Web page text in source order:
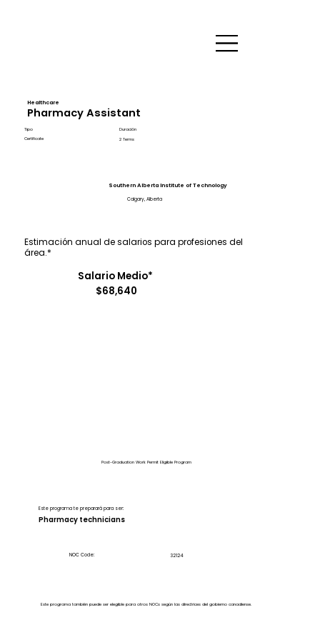
Healthcare
Pharmacy Assistant
Tipo
Certificate
Duración
2 Terms
Southern Alberta Institute of Technology
Calgary, Alberta
Salario Medio*
$68,640
Estimación anual de salarios para profesiones del
área.*
Post-Graduation Work Permit Eligible Program
Este programa te preparará para ser:
Pharmacy technicians
NOC Code: 32124
Este programa también puede ser elegible para otros NOCs según las directrices del gobierno canadiense.